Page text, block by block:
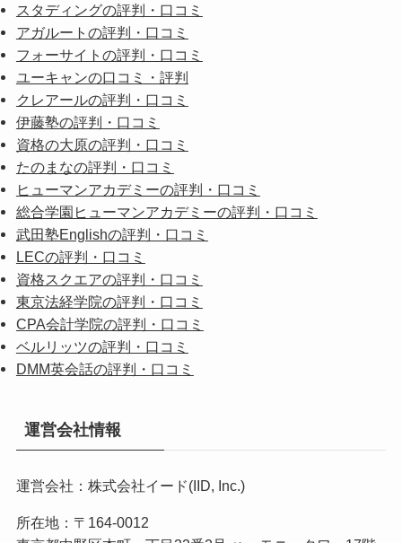
スタディングの評判・口コミ
アガルートの評判・口コミ
フォーサイトの評判・口コミ
ユーキャンの口コミ・評判
クレアールの評判・口コミ
伊藤塾の評判・口コミ
資格の大原の評判・口コミ
たのまなの評判・口コミ
ヒューマンアカデミーの評判・口コミ
総合学園ヒューマンアカデミーの評判・口コミ
武田塾Englishの評判・口コミ
LECの評判・口コミ
資格スクエアの評判・口コミ
東京法経学院の評判・口コミ
CPA会計学院の評判・口コミ
ベルリッツの評判・口コミ
DMM英会話の評判・口コミ
運営会社情報
運営会社：株式会社イード(IID, Inc.)
所在地：〒164-0012